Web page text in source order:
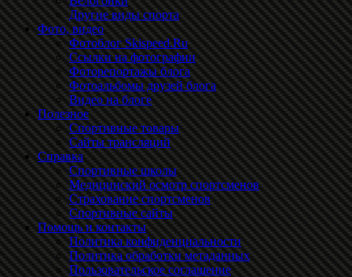
Другие виды спорта
Фото, видео
Фотоблог Skispeed.Ru
Ссылки на фотографии
Фоторепортажы блога
Фотоальбомы друзей блога
Видео на блоге
Полезное
Спортивные товары
Сайты трансляций
Справка
Спортивные школы
Медицинский осмотр спортсменов
Страхование спортсменов
Спортивные сайты
Помощь и контакты
Политика конфиденциальности
Политика обработки метаданных
Пользовательское соглашение